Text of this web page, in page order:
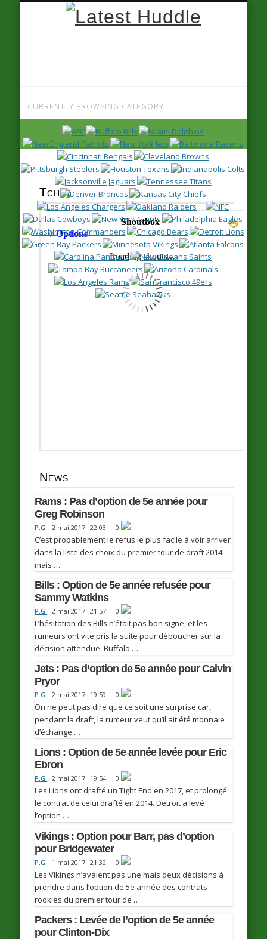
CURRENTLY BROWSING CATEGORY
2014
Tchat
News
Rams : Pas d’option de 5e année pour
Greg Robinson
P.G. 2 mai 2017 22:03 0
C’est probablement le refus le plus facile à voir arriver
dans la liste des choix du premier tour de draft 2014,
mais …
Bills : Option de 5e année refusée pour
Sammy Watkins
P.G. 2 mai 2017 21:57 0
L’hésitation des Bills n’était pas bon signe, et les
rumeurs ont vite pris la suite pour déboucher sur la
décision attendue. Buffalo …
Jets : Pas d’option de 5e année pour Calvin
Pryor
P.G. 2 mai 2017 19:59 0
On ne peut pas dire que ce soit une surprise car,
pendant la draft, la rumeur veut qu’il ait été monnaie
d’échange …
Lions : Option de 5e année levée pour Eric
Ebron
P.G. 2 mai 2017 19:54 0
Les Lions ont drafté un Tight End en 2017, et prolongé
le contrat de celui drafté en 2014. Detroit a levé
l’option …
Vikings : Option pour Barr, pas d’option
pour Bridgewater
P.G. 1 mai 2017 21:32 0
Les Vikings n’avaient pas une mais deux décisions à
prendre dans l’option de 5e année des contrats
rookies du premier tour de …
Packers : Levée de l’option de 5e année
pour Clinton-Dix